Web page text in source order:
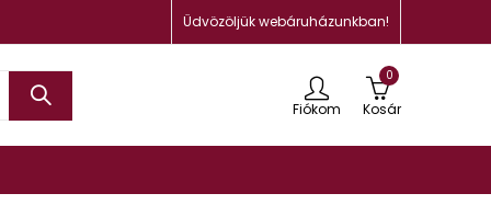
Üdvözöljük webáruházunkban!
Fiókom
0
Kosár